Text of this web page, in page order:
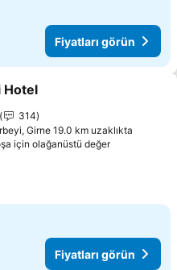
Fiyatları görün
ekle
Hotel
314
Girne 19.0 km uzaklıkta
için olağanüstü değer
Fiyatları görün